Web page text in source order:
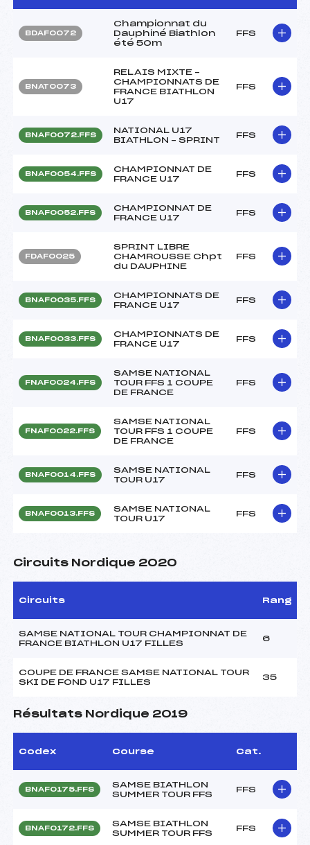
BDAF0072
Championnat du
Dauphiné Biathlon
été 50m
FFS
BNAT0073
RELAIS MIXTE –
CHAMPIONNATS DE
FRANCE BIATHLON
U17
FFS
BNAF0072.FFS
NATIONAL U17
BIATHLON – SPRINT
FFS
BNAF0054.FFS
CHAMPIONNAT DE
FRANCE U17
FFS
BNAF0052.FFS
CHAMPIONNAT DE
FRANCE U17
FFS
FDAF0025
SPRINT LIBRE
CHAMROUSSE Chpt
du DAUPHINE
FFS
BNAF0035.FFS
CHAMPIONNATS DE
FRANCE U17
FFS
BNAF0033.FFS
CHAMPIONNATS DE
FRANCE U17
FFS
FNAF0024.FFS
SAMSE NATIONAL
TOUR FFS 1 COUPE
DE FRANCE
FFS
FNAF0022.FFS
SAMSE NATIONAL
TOUR FFS 1 COUPE
DE FRANCE
FFS
BNAF0014.FFS
SAMSE NATIONAL
TOUR U17
FFS
BNAF0013.FFS
SAMSE NATIONAL
TOUR U17
FFS
Circuits Nordique 2020
Circuits Rang
SAMSE NATIONAL TOUR CHAMPIONNAT DE
FRANCE BIATHLON U17 FILLES
6
COUPE DE FRANCE SAMSE NATIONAL TOUR
SKI DE FOND U17 FILLES
35
Résultats Nordique 2019
Codex Course Cat.
BNAF0175.FFS
SAMSE BIATHLON
SUMMER TOUR FFS
FFS
BNAF0172.FFS
SAMSE BIATHLON
SUMMER TOUR FFS
FFS